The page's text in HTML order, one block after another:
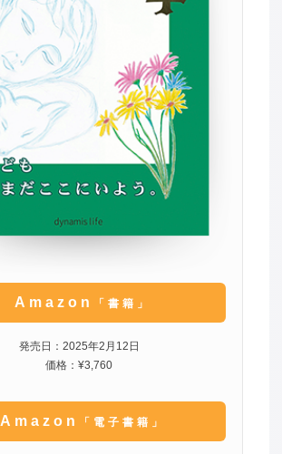
Amazon 「書籍」
発売日：2025年2月12日
価格：¥3,760
Amazon 「電子書籍」